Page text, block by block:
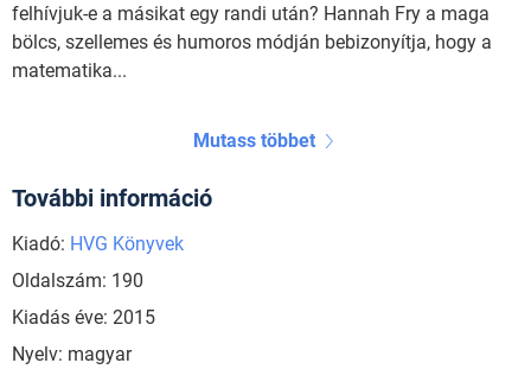
felhívjuk-e a másikat egy randi után? Hannah Fry a maga
bölcs, szellemes és humoros módján bebizonyítja, hogy a
matematika...
Mutass többet
További információ
Kiadó: HVG Könyvek
Oldalszám: 190
Kiadás éve: 2015
Nyelv: magyar